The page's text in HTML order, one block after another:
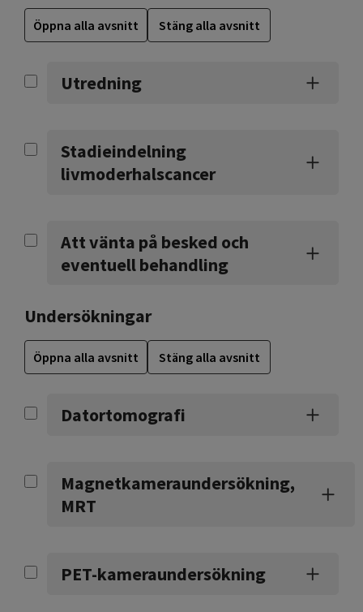
Öppna alla avsnitt Stäng alla avsnitt
Utredning
Stadieindelning
livmoderhalscancer
Att vänta på besked och
eventuell behandling
Undersökningar
Öppna alla avsnitt Stäng alla avsnitt
Datortomografi
Magnetkameraundersökning,
MRT
PET-kameraundersökning